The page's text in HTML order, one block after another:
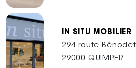
IN SITU MOBILIER
294 route Bénodet
29000 QUIMPER